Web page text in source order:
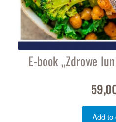
E-book „Zdrowe
Add to